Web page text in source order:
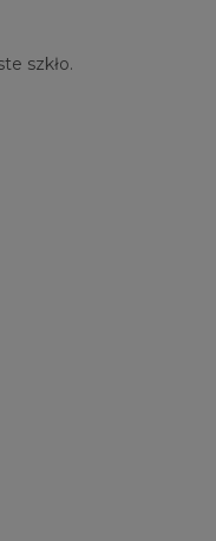
szkło.